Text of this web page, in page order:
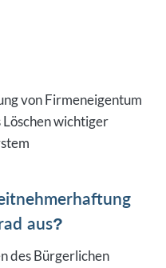
von Firmeneigentum
wichtiger
aus?
des Bürgerlichen